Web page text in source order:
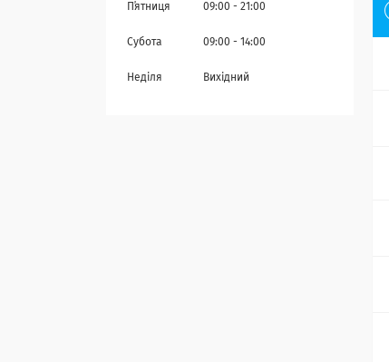
Пʼятниця 09:00 21:00
Субота 09:00 14:00
Неділя Вихідний